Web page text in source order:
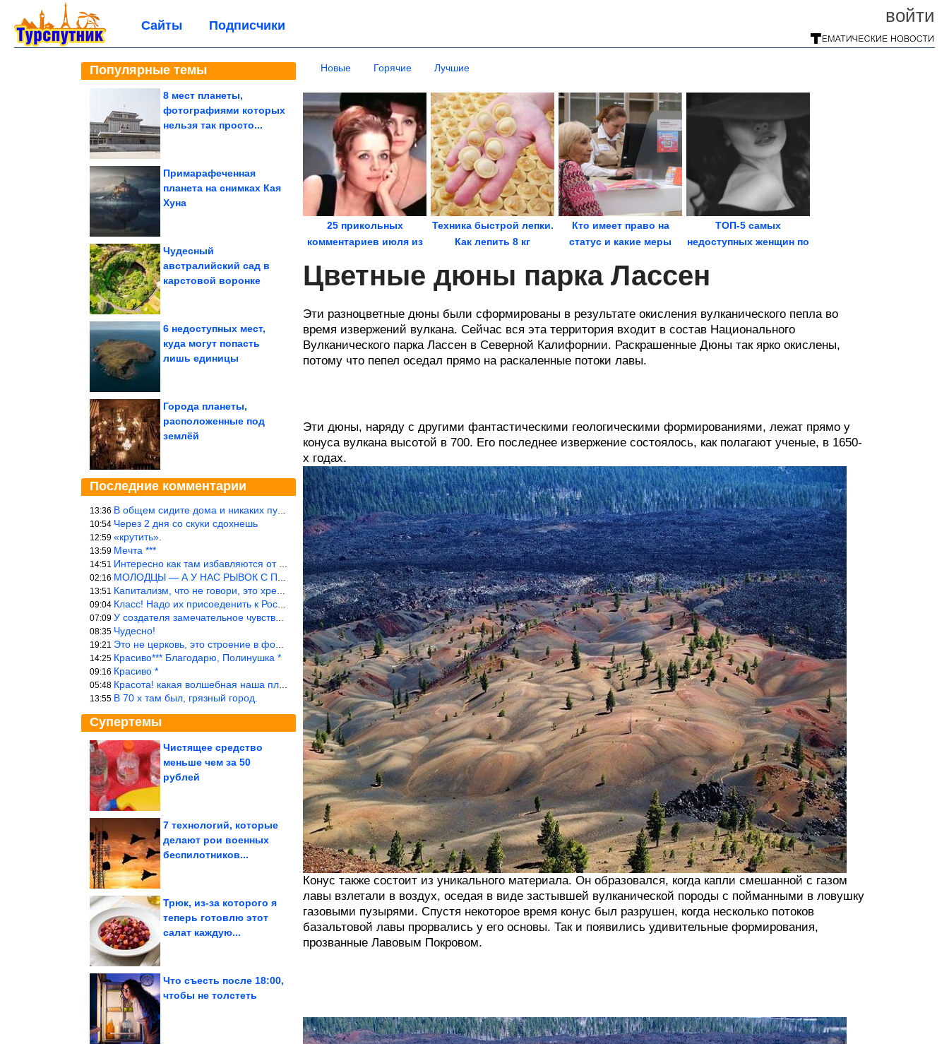
войти
Сайты Подписчики
Популярные темы
8 мест планеты,
фотографиями которых
нельзя так просто...
Примарафеченная
планета на снимках Кая
Хуна
Чудесный
австралийский сад в
карстовой воронке
6 недоступных мест,
куда могут попасть
лишь единицы
Города планеты,
расположенные под
землёй
Последние комментарии
13:36 В общем сидите дома и никаких путешествий А самая грязная в от
10:54 Через 2 дня со скуки сдохнешь
12:59 «крутить».
13:59 Мечта ***
14:51 Интересно как там избавляются от физиологических и прочих отходо
02:16 МОЛОДЦЫ — А У НАС РЫВОК С ПРОРЫВОМ В ТРУБУ
13:51 Капитализм, что не говори, это хреново (((
09:04 Класс! Надо их присоеденить к России!
07:09 У создателя замечательное чувство юмора! ))
08:35 Чудесно!
19:21 Это не церковь, это строение в форме церкви.
14:25 Красиво*** Благодарю, Полинушка *
09:16 Красиво *
05:48 Красота! какая волшебная наша планета!… еще-бы, мы понимали это…
13:55 В 70 х там был, грязный город.
Супертемы
Интернет снова
Чистящее средство
меньше чем за 50
рублей
Смехотерапия. Всё для
7 технологий, которые
делают рои военных
беспилотников...
Трюк, из-за которого я
теперь готовлю этот
салат каждую...
Что съесть после 18:00,
чтобы не толстеть
Новые Горячие Лучшие
25 прикольных
комментариев июля из
Техника быстрой лепки.
Как лепить 8 кг
Кто имеет право на
статус и какие меры
ТОП-5 самых
недоступных женщин по
Цветные дюны парка Лассен
Эти разноцветные дюны были сформированы в результате окисления вулканического пепла во
время извержений вулкана. Сейчас вся эта территория входит в состав Национального
Вулканического парка Лассен в Северной Калифорнии. Раскрашенные Дюны так ярко окислены,
потому что пепел оседал прямо на раскаленные потоки лавы.
Эти дюны, наряду с другими фантастическими геологическими формированиями, лежат прямо у
конуса вулкана высотой в 700. Его последнее извержение состоялось, как полагают ученые, в 1650-
х годах.
Конус также состоит из уникального материала. Он образовался, когда капли смешанной с газом
лавы взлетали в воздух, оседая в виде застывшей вулканической породы с пойманными в ловушку
газовыми пузырями. Спустя некоторое время конус был разрушен, когда несколько потоков
базальтовой лавы прорвались у его основы. Так и появились удивительные формирования,
прозванные Лавовым Покровом.